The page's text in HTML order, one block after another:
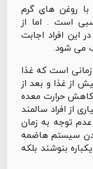
با روغن های گرم
است . اما از
این افراد اجابت
می شود.
است که غذا
از غذا و بعد از
کاهش حرارت معده
از افراد سالمند
توجه به زمان
سیستم هاضمه
بنوشند بلکه